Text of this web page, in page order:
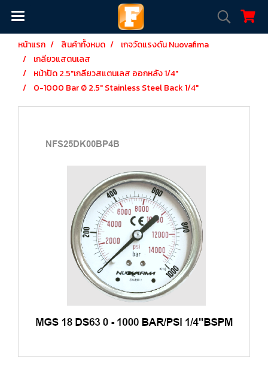
หน้าแรก สินค้าทั้งหมด
เกจวัดแรงดัน Nuovafima
เกลียวแสตนเลส
หน้าปัด 2.5"เกลียวสแตนเลส ออกหลัง 1/4"
0-1000 Bar Ø 2.5" Stainless Steel Back 1/4"